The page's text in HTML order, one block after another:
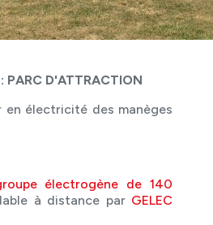
PARC D'ATTRACTION
en électricité des manèges
électrogène de 140
à distance par GELEC